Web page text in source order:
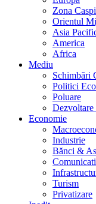
Zona
Orientul
Asia
America
Africa
Mediu
Schimbări
Politici
Poluare
Dezvoltare
Economie
Industrie
Bănci &
Turism
Privatizare